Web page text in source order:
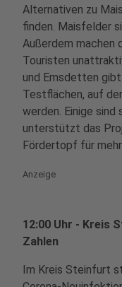
Alternativen zu
finden. Maisfelder
Außerdem machen
Touristen
und Emsdetten
Testflächen, auf
werden. Einige
unterstützt das
Fördertopf für
Anzeige
12:00 Uhr - Kreis
Zahlen
Im Kreis Steinfurt